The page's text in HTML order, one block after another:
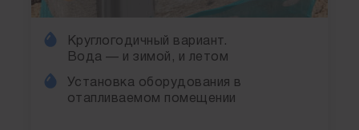
Круглогодичный вариант.
Вода — и зимой, и летом
Установка оборудования в
отапливаемом помещении